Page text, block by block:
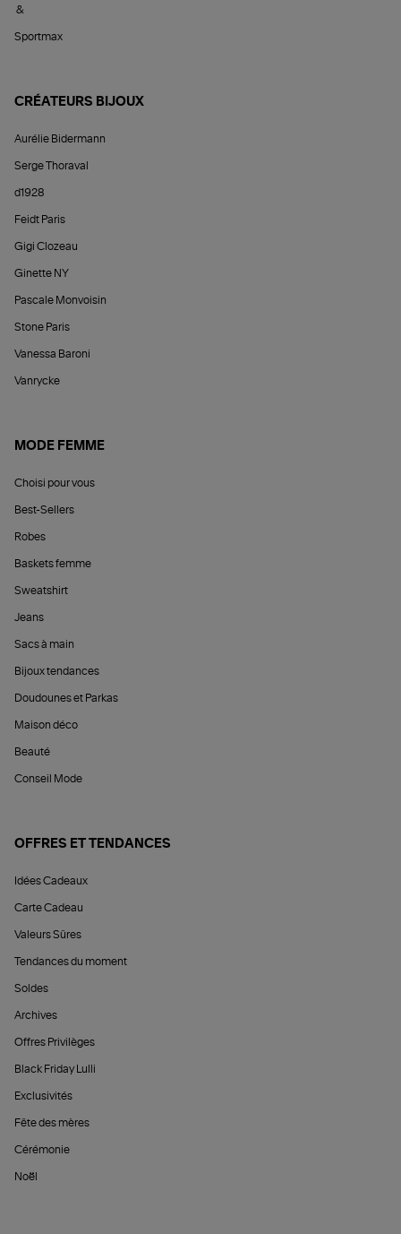
&
Sportmax
CRÉATEURS BIJOUX
Aurélie Bidermann
Serge Thoraval
d1928
Feidt Paris
Gigi Clozeau
Ginette NY
Pascale Monvoisin
Stone Paris
Vanessa Baroni
Vanrycke
MODE FEMME
Choisi pour vous
Best-Sellers
Robes
Baskets femme
Sweatshirt
Jeans
Sacs à main
Bijoux tendances
Doudounes et Parkas
Maison déco
Beauté
Conseil Mode
OFFRES ET TENDANCES
Idées Cadeaux
Carte Cadeau
Valeurs Sûres
Tendances du moment
Soldes
Archives
Offres Privilèges
Black Friday Lulli
Exclusivités
Fête des mères
Cérémonie
Noël